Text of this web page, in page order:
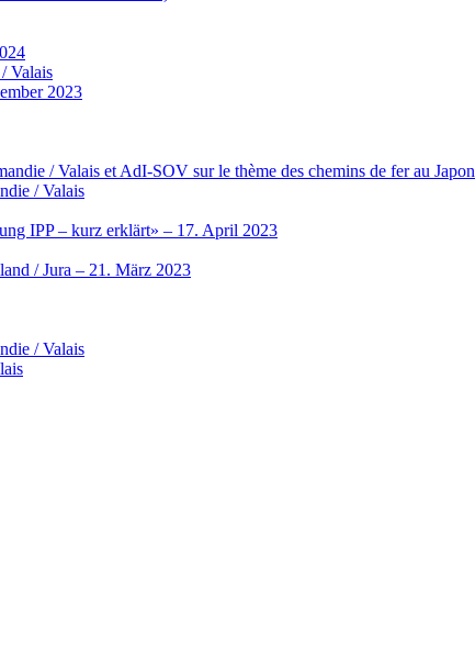
Valais
2023
/ Valais et AdI-SOV sur le thème des chemins de fer au Japon
/ Valais
IPP – kurz erklärt» – 17. April 2023
/ Jura – 21. März 2023
/ Valais